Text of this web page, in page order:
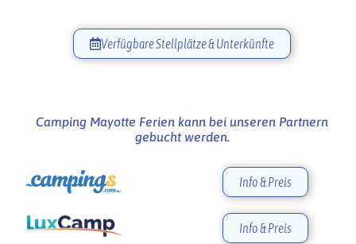
Verfügbare Stellplätze & Unterkünfte
Camping Mayotte Ferien kann bei unseren Partnern
gebucht werden.
Info & Preis
Info & Preis